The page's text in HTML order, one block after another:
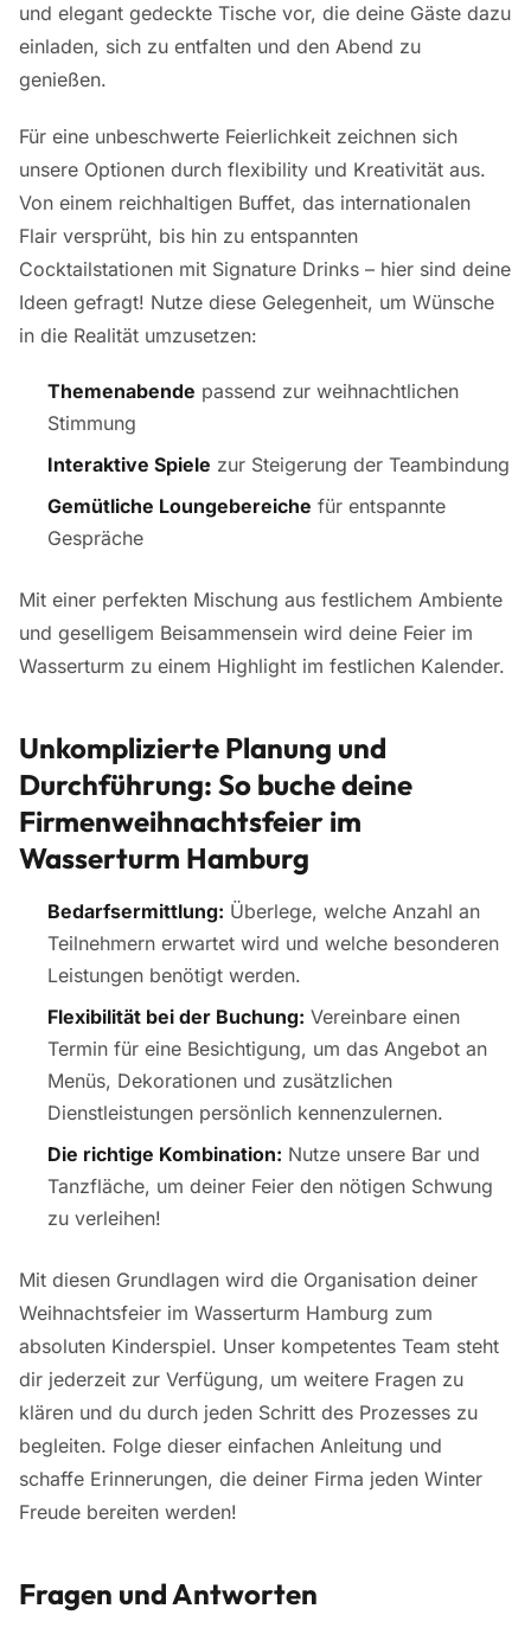
und elegant gedeckte Tische vor, die deine Gäste dazu
einladen, sich zu entfalten und den Abend zu
genießen.
Für eine unbeschwerte Feierlichkeit zeichnen sich
unsere Optionen durch flexibility und Kreativität aus.
Von einem reichhaltigen Buffet, das internationalen
Flair versprüht, bis hin zu entspannten
Cocktailstationen mit Signature Drinks – hier sind deine
Ideen gefragt! Nutze diese Gelegenheit, um Wünsche
in die Realität umzusetzen:
Themenabende passend zur weihnachtlichen
Stimmung
Interaktive Spiele zur Steigerung der Teambindung
Gemütliche Loungebereiche für entspannte
Gespräche
Mit einer perfekten Mischung aus festlichem Ambiente
und geselligem Beisammensein wird deine Feier im
Wasserturm zu einem Highlight im festlichen Kalender.
Unkomplizierte Planung und
Durchführung: So buche deine
Firmenweihnachtsfeier im
Wasserturm Hamburg
Bedarfsermittlung: Überlege, welche Anzahl an
Teilnehmern erwartet wird und welche besonderen
Leistungen benötigt werden.
Flexibilität bei der Buchung: Vereinbare einen
Termin für eine Besichtigung, um das Angebot an
Menüs, Dekorationen und zusätzlichen
Dienstleistungen persönlich kennenzulernen.
Die richtige Kombination: Nutze unsere Bar und
Tanzfläche, um deiner Feier den nötigen Schwung
zu verleihen!
Mit diesen Grundlagen wird die Organisation deiner
Weihnachtsfeier im Wasserturm Hamburg zum
absoluten Kinderspiel. Unser kompetentes Team steht
dir jederzeit zur Verfügung, um weitere Fragen zu
klären und du durch jeden Schritt des Prozesses zu
begleiten. Folge dieser einfachen Anleitung und
schaffe Erinnerungen, die deiner Firma jeden Winter
Freude bereiten werden!
Fragen und Antworten